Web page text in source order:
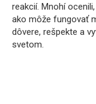
reakcií. Mnohí
ako môže fungovať
dôvere, rešpekte a
svetom.